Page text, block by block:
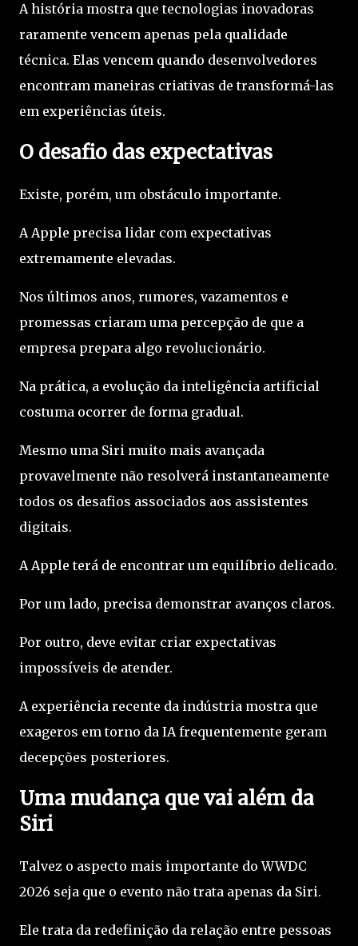
A história mostra que tecnologias inovadoras
raramente vencem apenas pela qualidade
técnica. Elas vencem quando desenvolvedores
encontram maneiras criativas de transformá-las
em experiências úteis.
O desafio das expectativas
Existe, porém, um obstáculo importante.
A Apple precisa lidar com expectativas
extremamente elevadas.
Nos últimos anos, rumores, vazamentos e
promessas criaram uma percepção de que a
empresa prepara algo revolucionário.
Na prática, a evolução da inteligência artificial
costuma ocorrer de forma gradual.
Mesmo uma Siri muito mais avançada
provavelmente não resolverá instantaneamente
todos os desafios associados aos assistentes
digitais.
A Apple terá de encontrar um equilíbrio delicado.
Por um lado, precisa demonstrar avanços claros.
Por outro, deve evitar criar expectativas
impossíveis de atender.
A experiência recente da indústria mostra que
exageros em torno da IA frequentemente geram
decepções posteriores.
Uma mudança que vai além da
Siri
Talvez o aspecto mais importante do WWDC
2026 seja que o evento não trata apenas da Siri.
Ele trata da redefinição da relação entre pessoas